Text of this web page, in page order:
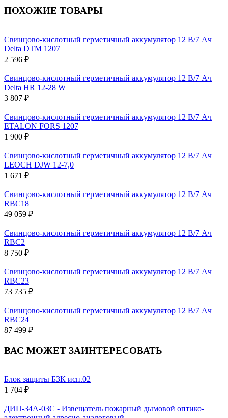
ПОХОЖИЕ ТОВАРЫ
Свинцово-кислотный герметичный аккумулятор 12 В/7 Ач
Delta DTM 1207
2 596 ₽
Свинцово-кислотный герметичный аккумулятор 12 В/7 Ач
Delta HR 12-28 W
3 807 ₽
Свинцово-кислотный герметичный аккумулятор 12 В/7 Ач
ETALON FORS 1207
1 900 ₽
Свинцово-кислотный герметичный аккумулятор 12 В/7 Ач
LEOCH DJW 12-7,0
1 671 ₽
Свинцово-кислотный герметичный аккумулятор 12 В/7 Ач
RBC18
49 059 ₽
Свинцово-кислотный герметичный аккумулятор 12 В/7 Ач
RBC2
8 750 ₽
Свинцово-кислотный герметичный аккумулятор 12 В/7 Ач
RBC23
73 735 ₽
Свинцово-кислотный герметичный аккумулятор 12 В/7 Ач
RBC24
87 499 ₽
ВАС МОЖЕТ ЗАИНТЕРЕСОВАТЬ
Блок защиты БЗК исп.02
1 704 ₽
ДИП-34А-03С - Извещатель пожарный дымовой оптико-